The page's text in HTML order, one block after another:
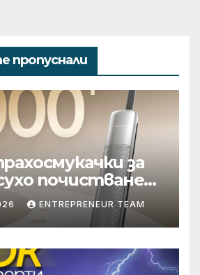
пропуснали
за
почистване
2 000
заявки в
мащаб
ENTREPRENEUR TEAM